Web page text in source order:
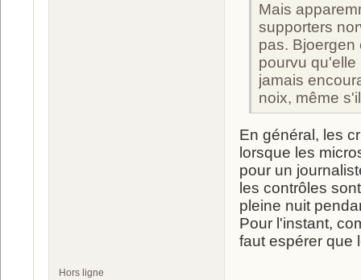
Mais
supporters
pas. Bjoergen
pourvu qu'elle
jamais
noix, même
En général, les
lorsque les
pour un
les contrôles
pleine nuit
Pour l'instant,
faut espérer que
Hors ligne